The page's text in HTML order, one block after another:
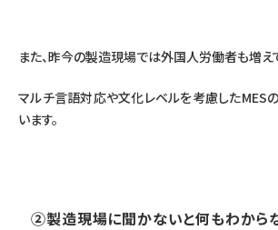
また、昨今の製造現場では外国人労働者も増えて
マルチ言語対応や文化レベルを考慮したMES
います。
②製造現場に聞かないと何もわから